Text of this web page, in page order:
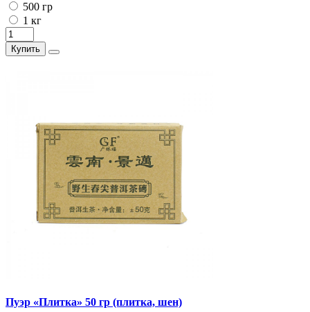
500 гр
1 кг
Купить
Пуэр «Плитка» 50 гр (плитка, шен)